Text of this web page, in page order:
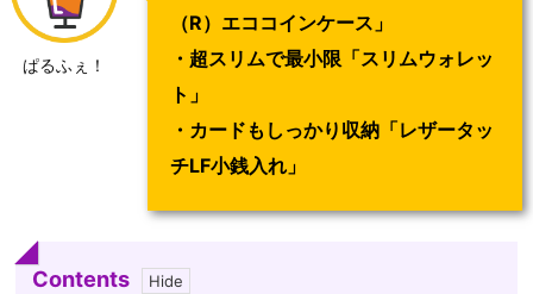
ぱるふぇ！
（R）エココインケース 」
・超スリムで最小限「スリムウォレッ
ト 」
・カードもしっかり収納「レザータッ
チLF小銭入れ 」
Contents